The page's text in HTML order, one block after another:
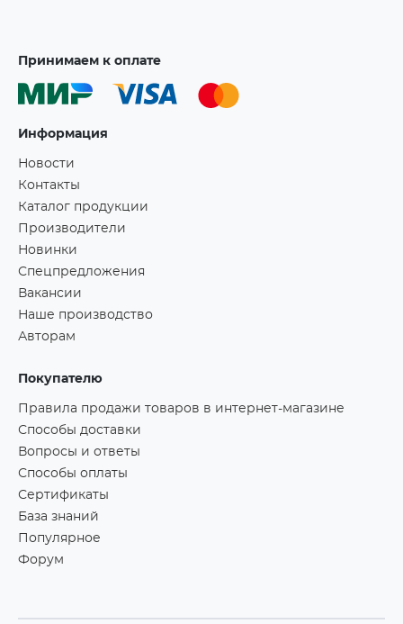
Принимаем к оплате
Информация
Новости
Контакты
Каталог продукции
Производители
Новинки
Спецпредложения
Вакансии
Наше производство
Авторам
Покупателю
Правила продажи товаров в интернет-магазине
Способы доставки
Вопросы и ответы
Способы оплаты
Сертификаты
База знаний
Популярное
Форум